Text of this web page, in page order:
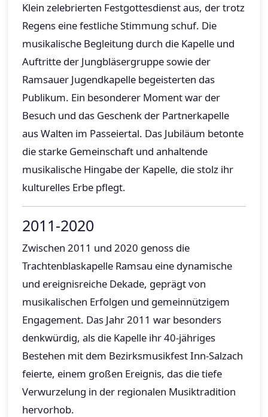
Klein zelebrierten Festgottesdienst aus, der trotz
Regens eine festliche Stimmung schuf. Die
musikalische Begleitung durch die Kapelle und
Auftritte der Jungbläsergruppe sowie der
Ramsauer Jugendkapelle begeisterten das
Publikum. Ein besonderer Moment war der
Besuch und das Geschenk der Partnerkapelle
aus Walten im Passeiertal. Das Jubiläum betonte
die starke Gemeinschaft und anhaltende
musikalische Hingabe der Kapelle, die stolz ihr
kulturelles Erbe pflegt.
2011-2020
Zwischen 2011 und 2020 genoss die
Trachtenblaskapelle Ramsau eine dynamische
und ereignisreiche Dekade, geprägt von
musikalischen Erfolgen und gemeinnützigem
Engagement. Das Jahr 2011 war besonders
denkwürdig, als die Kapelle ihr 40-jähriges
Bestehen mit dem Bezirksmusikfest Inn-Salzach
feierte, einem großen Ereignis, das die tiefe
Verwurzelung in der regionalen Musiktradition
hervorhob.